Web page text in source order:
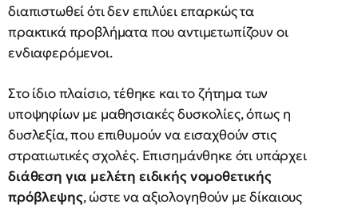
διαπιστωθεί ότι δεν επιλύει επαρκώς τα
πρακτικά προβλήματα που αντιμετωπίζουν οι
ενδιαφερόμενοι.
Στο ίδιο πλαίσιο, τέθηκε και το ζήτημα των
υποψηφίων με μαθησιακές δυσκολίες, όπως η
δυσλεξία, που επιθυμούν να εισαχθούν στις
στρατιωτικές σχολές. Επισημάνθηκε ότι υπάρχει
διάθεση για μελέτη ειδικής νομοθετικής
πρόβλεψης, ώστε να αξιολογηθούν με δίκαιους